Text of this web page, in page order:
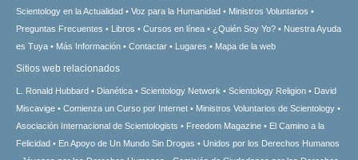
Scientology en la Actualidad
Voz para la Humanidad
Ministros Voluntarios
Preguntas Frecuentes
Libros Cursos en línea ¿Quién Soy Yo?
Nuestra Ayuda
es Tuya
Más Información Contactar Lugares Mapa de la web
Sitios web relacionados
L. Ronald Hubbard Dianética Scientology Network Scientology Religion
David
Miscavige
Comienza un Curso por Internet
Ministros Voluntarios de Scientology
Asociación Internacional de Scientologists
Freedom Magazine
El Camino a la
Felicidad
En Apoyo de Un Mundo Sin Drogas
Unidos por los Derechos Humanos